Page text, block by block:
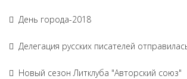
День города-2018
Делегация русских писателей
Новый сезон Литклуба "Авторский союз"